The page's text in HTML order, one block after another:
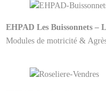
EHPAD Les Buissonnets –
Modules de motricité &